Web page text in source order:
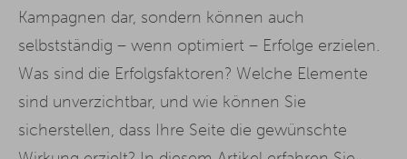
Kampagnen dar, sondern können auch
selbstständig – wenn optimiert – Erfolge erzielen.
Was sind die Erfolgsfaktoren? Welche Elemente
sind unverzichtbar, und wie können Sie
sicherstellen, dass Ihre Seite die gewünschte